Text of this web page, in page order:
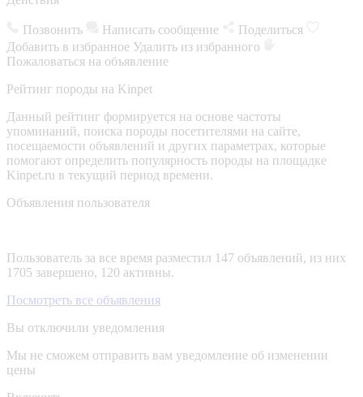
Позвонить Написать сообщение
Поделиться
Добавить в избранное Удалить из избранного
Пожаловаться на объявление
Рейтинг породы на Kinpet
Данный рейтинг формируется на основе частоты
упоминаний, поиска породы посетителями на сайте,
посещаемости объявлений и других параметрах, которые
помогают определить популярность породы на площадке
Kinpet.ru в текущий период времени.
Объявления пользователя
Пользователь за все время разместил 147 объявлений, из них
1705 завершено, 120 активны.
Посмотреть все объявления
Вы отключили уведомления
Мы не сможем отправить вам уведомление об изменении
цены